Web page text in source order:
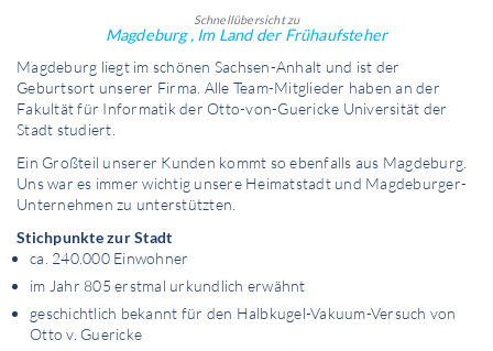
Schnellübersicht zu
Magdeburg , Im Land der Frühaufsteher
Magdeburg liegt im schönen Sachsen-Anhalt und ist der
Geburtsort unserer Firma. Alle Team-Mitglieder haben an der
Fakultät für Informatik der Otto-von-Guericke Universität der
Stadt studiert.
Ein Großteil unserer Kunden kommt so ebenfalls aus Magdeburg.
Uns war es immer wichtig unsere Heimatstadt und Magdeburger-
Unternehmen zu unterstützten.
Stichpunkte zur Stadt
ca. 240.000 Einwohner
im Jahr 805 erstmal urkundlich erwähnt
geschichtlich bekannt für den Halbkugel-Vakuum-Versuch von
Otto v. Guericke